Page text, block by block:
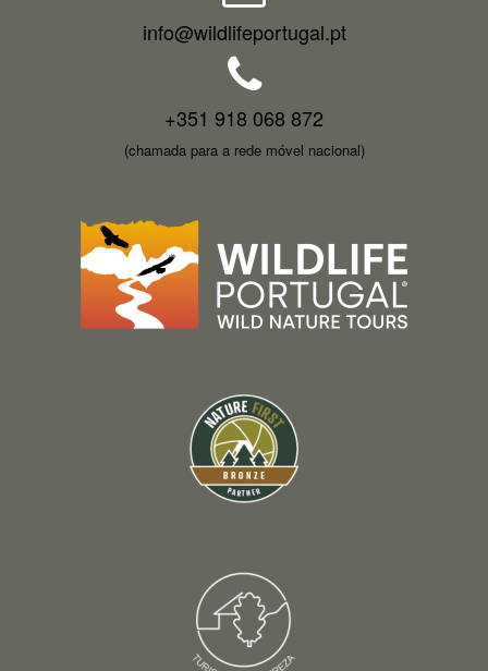
info@wildlifeportugal.pt
+351 918 068 872
(chamada para a rede móvel nacional)